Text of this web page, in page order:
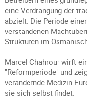
eine Verdrängung der
abzielt. Die Periode
verstandenen
Strukturen im
Marcel Chahrour wirft
"Reformperiode" und
verändernde Medizin
sie sich selbst findet.